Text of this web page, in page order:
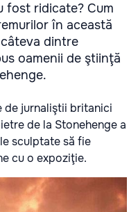
fost ridicate? Cum
în această
dintre
oamenii de ştiinţă
de jurnaliştii britanici
de la Stonehenge a
sculptate să fie
cu o expoziţie.